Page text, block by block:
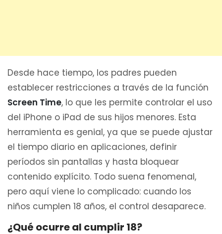
Desde hace tiempo, los padres pueden
establecer restricciones a través de la función
Screen Time, lo que les permite controlar el uso
del iPhone o iPad de sus hijos menores. Esta
herramienta es genial, ya que se puede ajustar
el tiempo diario en aplicaciones, definir
períodos sin pantallas y hasta bloquear
contenido explícito. Todo suena fenomenal,
pero aquí viene lo complicado: cuando los
niños cumplen 18 años, el control desaparece.
¿Qué ocurre al cumplir 18?